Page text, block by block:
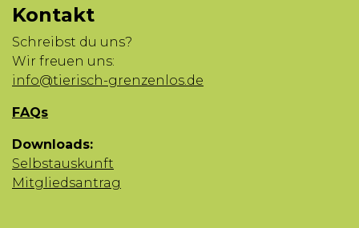
Kontakt
Schreibst du uns?
Wir freuen uns:
info@tierisch-grenzenlos.de
FAQs
Downloads:
Selbstauskunft
Mitgliedsantrag